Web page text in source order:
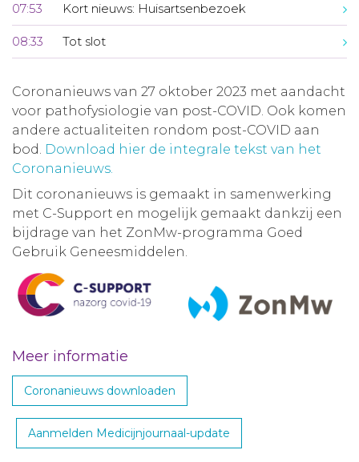
07:53 Kort nieuws: Huisartsenbezoek
08:33 Tot slot
Coronanieuws van 27 oktober 2023 met aandacht
voor pathofysiologie van post-COVID. Ook komen
andere actualiteiten rondom post-COVID aan
bod. Download hier de integrale tekst van het
Coronanieuws.
Dit coronanieuws is gemaakt in samenwerking
met C-Support en mogelijk gemaakt dankzij een
bijdrage van het ZonMw-programma Goed
Gebruik Geneesmiddelen.
Meer informatie
Coronanieuws downloaden
Aanmelden Medicijnjournaal-update